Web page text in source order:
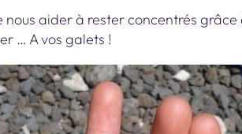
aider à rester concentrés grâce
… A vos galets !